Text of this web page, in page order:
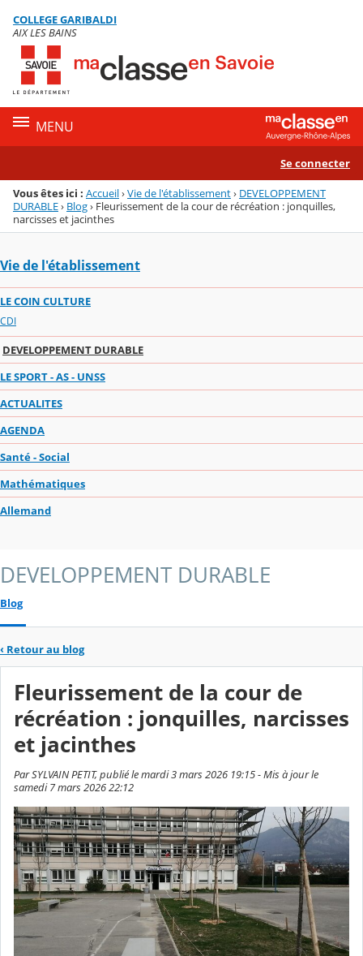
Menu de la rubrique
Contenu
COLLEGE GARIBALDI
AIX LES BAINS
MENU
Se connecter
Vous êtes ici : Accueil›Vie de l'établissement› DEVELOPPEMENT
DURABLE› Blog› Fleurissement de la cour de récréation : jonquilles,
narcisses et jacinthes
Vie de l'établissement
LE COIN CULTURE
CDI
DEVELOPPEMENT DURABLE
LE SPORT - AS - UNSS
ACTUALITES
AGENDA
Santé - Social
Mathématiques
Allemand
DEVELOPPEMENT DURABLE
Blog
‹ Retour au blog
Fleurissement de la cour de
récréation : jonquilles, narcisses
et jacinthes
Par SYLVAIN PETIT, publié le mardi 3 mars 2026 19:15 - Mis à jour le
samedi 7 mars 2026 22:12